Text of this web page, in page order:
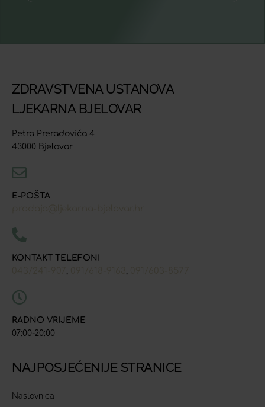
ZDRAVSTVENA USTANOVA
LJEKARNA BJELOVAR
Petra Preradovića 4
43000 Bjelovar
E-POŠTA
KONTAKT TELEFONI
, ,
RADNO VRIJEME
07:00-20:00
NAJPOSJEĆENIJE STRANICE
Naslovnica